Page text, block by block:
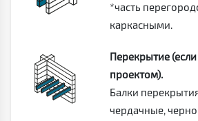
*часть
каркасными.
Перекрытие
проектом).
Балки
чердачные,